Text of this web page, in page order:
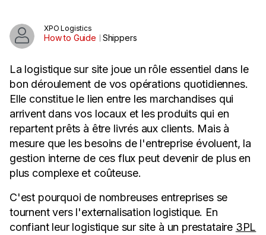
XPO Logistics
How to Guide Shippers
La logistique sur site joue un rôle essentiel dans le
bon déroulement de vos opérations quotidiennes.
Elle constitue le lien entre les marchandises qui
arrivent dans vos locaux et les produits qui en
repartent prêts à être livrés aux clients. Mais à
mesure que les besoins de l'entreprise évoluent, la
gestion interne de ces flux peut devenir de plus en
plus complexe et coûteuse.
C'est pourquoi de nombreuses entreprises se
tournent vers l'externalisation logistique. En
confiant leur logistique sur site à un prestataire 3PL